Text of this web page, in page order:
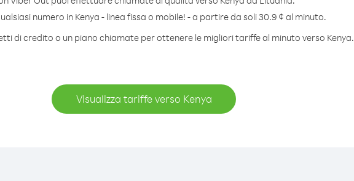
numero in Kenya - linea fissa o mobile! - a partire da soli 30.9 ¢ al minuto.
di credito o un piano chiamate per ottenere le migliori tariffe al minuto verso Kenya.
Visualizza tariffe verso Kenya